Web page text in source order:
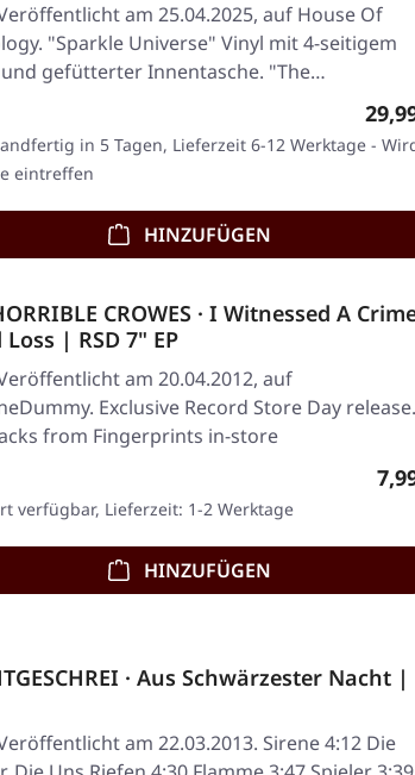
am 25.04.2025, auf House Of
"Sparkle Universe" Vinyl mit 4-seitigem
gefütterter Innentasche. "The…
in 5 Tagen, Lieferzeit 6-12 Werktage -
eintreffen
HINZUFÜGEN
CROWES · I Witnessed A
Loss | RSD 7" EP
am 20.04.2012, auf
Exclusive Record Store Day release.
from Fingerprints in-store
verfügbar, Lieferzeit: 1-2 Werktage
HINZUFÜGEN
· Aus Schwärzester Nacht |
am 22.03.2013. Sirene 4:12 Die